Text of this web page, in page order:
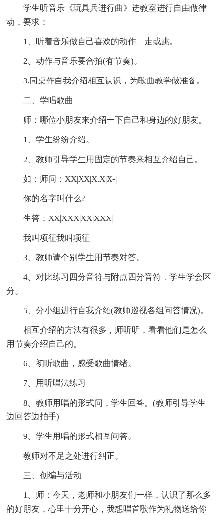
学生听音乐《玩具兵进行曲》进教室进行自由做律
动，要求：
1、听着音乐做自己喜欢的动作、走或跳。
2、动作与音乐要合拍(有节奏)。
3.同桌作自我介绍相互认识，为歌曲教学做准备。
二、学唱歌曲
师：哪位小朋友来介绍一下自己和身边的好朋友。
1、学生纷纷介绍。
2、教师引导学生用固定的节奏来相互介绍自己。
如：师问：XX|XX|X.X|X-|
你的名字叫什么?
生答：XX|XXX|XX|XXX|
我叫项征我叫项征
3、教师请个别学生用节奏对答。
4、对比练习四分音符与附点四分音符，学生学会区
分。
5、分小组进行自我介绍(教师巡视各组问答情况)。
相互介绍的方法有很多，师听听，看看他们是怎么
用节奏介绍自己的。
6、初听歌曲，感受歌曲情绪。
7、用听唱法练习
8、教师用唱的形式问，学生回答。(教师引导学生
边回答边拍手)
9、学生用唱的形式相互问答。
教师对不足之处进行纠正。
三、创编与活动
1、师：今天，老师和小朋友们一样，认识了那么多
的好朋友，心里十分开心，我想唱首歌作为礼物送给你